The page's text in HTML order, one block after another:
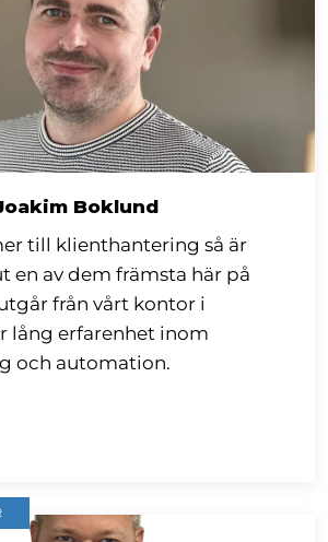
Boklund
till klienthantering så är
en av dem främsta här på
från vårt kontor i
lång erfarenhet inom
och automation.